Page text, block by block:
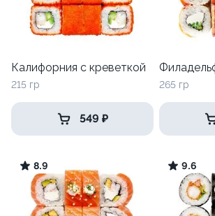
Калифорния с креветкой
215 гр
549 ₽
265 гр
8.9 9.6